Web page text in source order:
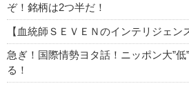
ぞ！銘柄は2つ半だ！
【血統師ＳＥＶＥＮのインテリジェン
急ぎ！国際情勢ヨタ話！ニッポン大”
る！